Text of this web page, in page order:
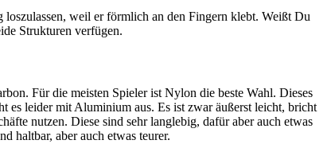
weil er förmlich an den Fingern klebt. Weißt Du
Strukturen verfügen.
Für die meisten Spieler ist Nylon die beste Wahl. Dieses
es leider mit Aluminium aus. Es ist zwar äußerst leicht, bricht
nutzen. Diese sind sehr langlebig, dafür aber auch etwas
haltbar, aber auch etwas teurer.